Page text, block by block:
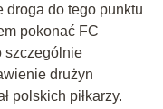
droga do tego punktu
pokonać FC
szczególnie
drużyn
polskich piłkarzy.